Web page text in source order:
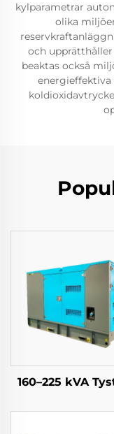
kylparametrar
olika
och
beaktas också
160–225 kVA